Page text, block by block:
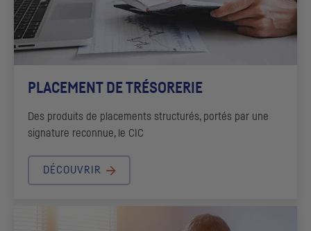
PLACEMENT DE TRÉSORERIE
Des produits de placements structurés, portés par une
signature reconnue, le CIC
DÉCOUVRIR